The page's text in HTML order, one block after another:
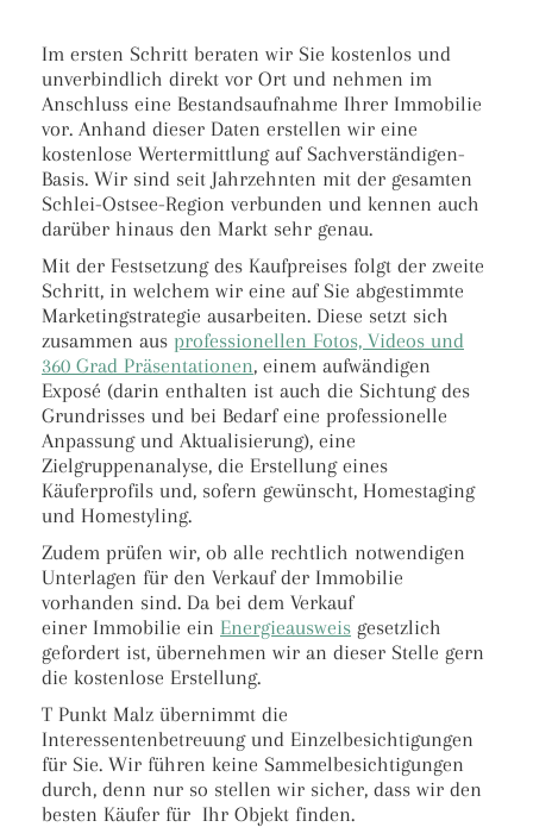
Im ersten Schritt beraten wir Sie kostenlos und
unverbindlich direkt vor Ort und nehmen im
Anschluss eine Bestandsaufnahme Ihrer Immobilie
vor. Anhand dieser Daten erstellen wir eine
kostenlose Wertermittlung auf Sachverständigen-
Basis. Wir sind seit Jahrzehnten mit der gesamten
Schlei-Ostsee-Region verbunden und kennen auch
darüber hinaus den Markt sehr genau.
Mit der Festsetzung des Kaufpreises folgt der zweite
Schritt, in welchem wir eine auf Sie abgestimmte
Marketingstrategie ausarbeiten. Diese setzt sich
zusammen aus professionellen Fotos, Videos und
360 Grad Präsentationen, einem aufwändigen
Exposé (darin enthalten ist auch die Sichtung des
Grundrisses und bei Bedarf eine professionelle
Anpassung und Aktualisierung), eine
Zielgruppenanalyse, die Erstellung eines
Käuferprofils und, sofern gewünscht, Homestaging
und Homestyling.
Zudem prüfen wir, ob alle rechtlich notwendigen
Unterlagen für den Verkauf der Immobilie
vorhanden sind. Da bei dem Verkauf
einer Immobilie ein Energieausweis gesetzlich
gefordert ist, übernehmen wir an dieser Stelle gern
die kostenlose Erstellung.
T Punkt Malz übernimmt die
Interessentenbetreuung und Einzelbesichtigungen
für Sie. Wir führen keine Sammelbesichtigungen
durch, denn nur so stellen wir sicher, dass wir den
besten Käufer für Ihr Objekt finden.